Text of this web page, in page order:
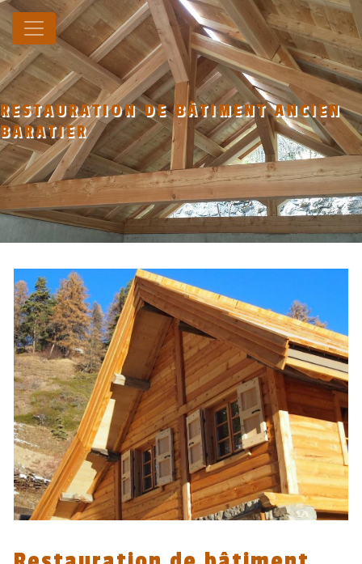
Panneau de gestion des cookies
RESTAURATION DE BÂTIMENT ANCIEN
BARATIER